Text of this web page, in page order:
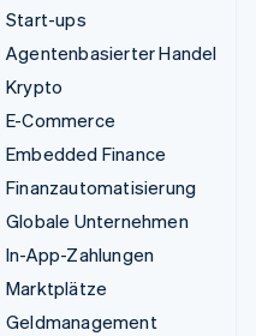
Start-ups
Agentenbasierter Handel
Krypto
E-Commerce
Embedded Finance
Finanzautomatisierung
Globale Unternehmen
In-App-Zahlungen
Marktplätze
Geldmanagement